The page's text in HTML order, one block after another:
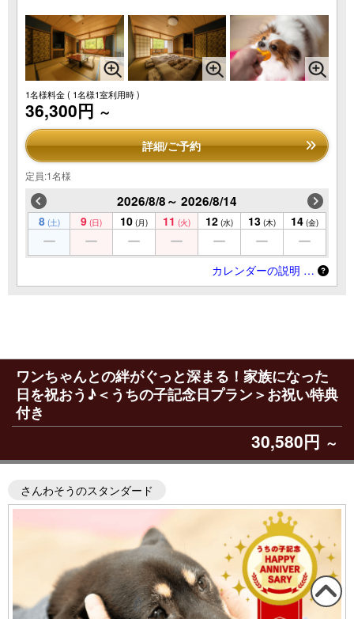
1名様料金( 1名様1室利用時 )
36,300円 ～
詳細/ご予約
定員:1名様
2026/8/8～ 2026/8/14
8 (土) 9 (日) 10 (月) 11 (火) 12 (水) 13 (木) 14 (金)
カレンダーの説明 …
ワンちゃんとの絆がぐっと深まる！家族になった
日を祝おう♪＜うちの子記念日プラン＞お祝い特典
付き
30,580円 ～
さんわそうのスタンダード